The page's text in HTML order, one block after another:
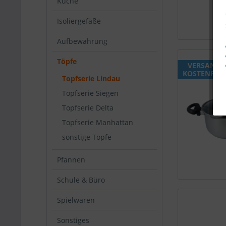
Isoliergefäße
Aufbewahrung
Töpfe
Topfserie Lindau
Topfserie Siegen
Topfserie Delta
Topfserie Manhattan
sonstige Töpfe
Pfannen
Schule & Büro
Spielwaren
Sonstiges
VERSAND
KOSTENFREI